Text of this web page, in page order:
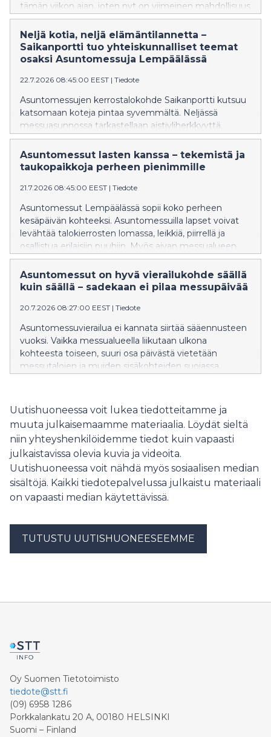
tämän viikon ajan, joten nyt on viimeinen mahdollisuus
tutustua tämän vuoden messukohteisiin ja
ainutlaatuiseen messualueeseen.
Neljä kotia, neljä elämäntilannetta –
Saikanportti tuo yhteiskunnalliset teemat
osaksi Asuntomessuja Lempäälässä
22.7.2026 08:45:00 EEST | Tiedote
Asuntomessujen kerrostalokohde Saikanportti kutsuu
katsomaan koteja pintaa syvemmältä. Neljässä
messuasunnossa tarkastellaan aistiyliherkkyyttä,
elämän yllättäviä muutoksia, muistiystävällistä
asumista ja tukiperhetoimintaa sisustuksen keinoin.
Asuntomessut lasten kanssa – tekemistä ja
taukopaikkoja perheen pienimmille
21.7.2026 08:45:00 EEST | Tiedote
Asuntomessut Lempäälässä sopii koko perheen
kesäpäivän kohteeksi. Asuntomessuilla lapset voivat
levähtää talokierrosten lomassa, leikkiä, piirrellä ja
osallistua erilaisiin puuhiin. Myös aivan messualueen
vieressä sijaitseva Ideapark tarjoaa runsaasti
täydentävää tekemistä lapsiperheille.
Asuntomessut on hyvä vierailukohde säällä
kuin säällä – sadekaan ei pilaa messupäivää
20.7.2026 08:27:00 EEST | Tiedote
Asuntomessuvierailua ei kannata siirtää sääennusteen
vuoksi. Vaikka messualueella liikutaan ulkona
kohteesta toiseen, suuri osa päivästä vietetään
messutalojen ja muiden sisäkohteiden suojassa.
hyvissä ajoin ennen tapahtuman viimeisiä päiviä.
Uutishuoneessa voit lukea tiedotteitamme ja
muuta julkaisemaamme materiaalia. Löydät sieltä
niin yhteyshenkilöidemme tiedot kuin vapaasti
julkaistavissa olevia kuvia ja videoita.
Uutishuoneessa voit nähdä myös sosiaalisen median
sisältöjä. Kaikki tiedotepalvelussa julkaistu materiaali
on vapaasti median käytettävissä.
TUTUSTU UUTISHUONEESEEMME
Oy Suomen Tietotoimisto
tiedote@stt.fi
(09) 6958 1286
Porkkalankatu 20 A, 00180 HELSINKI
Suomi – Finland